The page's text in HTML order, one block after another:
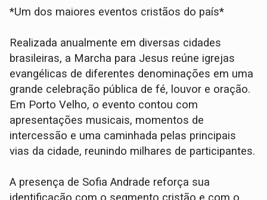
*Um dos maiores eventos cristãos do país*
Realizada anualmente em diversas cidades
brasileiras, a Marcha para Jesus reúne igrejas
evangélicas de diferentes denominações em uma
grande celebração pública de fé, louvor e oração.
Em Porto Velho, o evento contou com
apresentações musicais, momentos de
intercessão e uma caminhada pelas principais
vias da cidade, reunindo milhares de participantes.
A presença de Sofia Andrade reforça sua